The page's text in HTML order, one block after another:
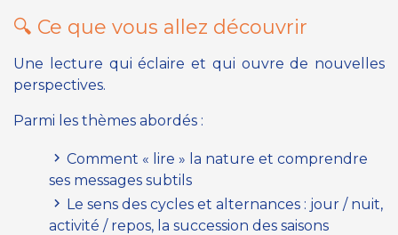
🔍 Ce que vous allez découvrir
Une lecture qui éclaire et qui ouvre de nouvelles
perspectives.
Parmi les thèmes abordés :
Comment « lire » la nature et comprendre
ses messages subtils
Le sens des cycles et alternances : jour / nuit,
activité / repos, la succession des saisons